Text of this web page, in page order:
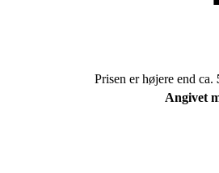
Prisen er højere end ca.
Angivet